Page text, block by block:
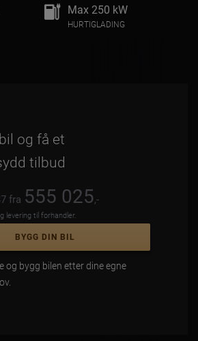
Max 250 kW
HURTIGLADING
og få et
tilbud
fra 555 025,-
levering til forhandler.
BYGG DIN BIL
og bygg bilen etter dine egne